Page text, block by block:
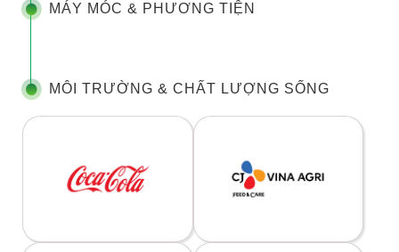
MÁY MÓC & PHƯƠNG TIỆN
MÔI TRƯỜNG & CHẤT LƯỢNG SỐNG